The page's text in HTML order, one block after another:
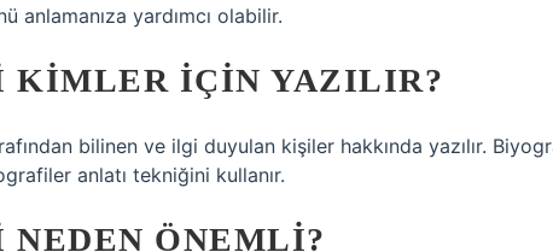
anlamanıza yardımcı olabilir.
KIMLER IÇIN YAZILIR?
bilinen ve ilgi duyulan kişiler hakkında yazılır.
anlatı tekniğini kullanır.
NEDEN ÖNEMLI?